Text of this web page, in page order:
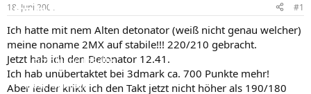
Forum
Aktuelles
Empfohlene Inhalte
Neue Beiträge
e
r
t
a
m
18. Juni 2001 #1
Ich hatte mit nem Alten detonator (weiß nicht genau welcher)
meine noname 2MX auf stabile!!! 220/210 gebracht.
Jetzt hab ich den Detonator 12.41.
Ich hab unübertaktet bei 3dmark ca. 700 Punkte mehr!
Aber leider krikk ich den Takt jetzt nicht höher als 190/180